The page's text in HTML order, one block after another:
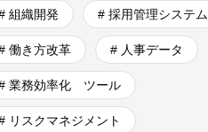
組織開発 # 採用管理システム
働き方改革 # 人事データ
業務効率化 ツール
リスクマネジメント